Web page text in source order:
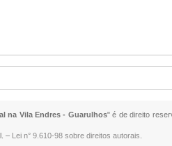
na Vila Endres - Guarulhos" é de direito
– Lei n° 9.610-98 sobre direitos autorais